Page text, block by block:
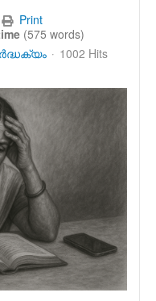
Print
(575 words)
1002 Hits